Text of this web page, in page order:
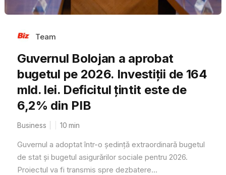
Team
Guvernul Bolojan a aprobat
bugetul pe 2026. Investiții de 164
mld. lei. Deficitul țintit este de
6,2% din PIB
Business 10 min
Guvernul a adoptat într-o ședință extraordinară bugetul
de stat și bugetul asigurărilor sociale pentru 2026.
Proiectul va fi transmis spre dezbatere...